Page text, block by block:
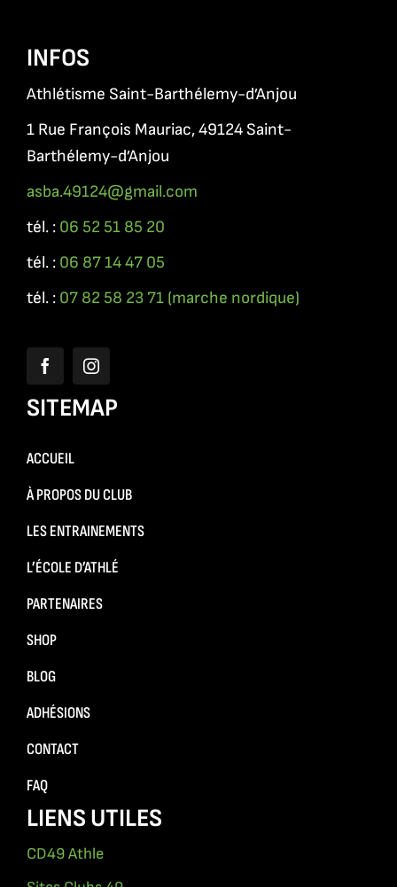
INFOS
Athlétisme Saint-Barthélemy-d’Anjou
1 Rue François Mauriac, 49124 Saint-
Barthélemy-d’Anjou
asba.49124@gmail.com
tél. : 06 52 51 85 20
tél. : 06 87 14 47 05
tél. : 07 82 58 23 71 (marche nordique)
SITEMAP
ACCUEIL
À PROPOS DU CLUB
LES ENTRAINEMENTS
L’ÉCOLE D’ATHLÉ
PARTENAIRES
SHOP
BLOG
ADHÉSIONS
CONTACT
FAQ
LIENS UTILES
CD49 Athle